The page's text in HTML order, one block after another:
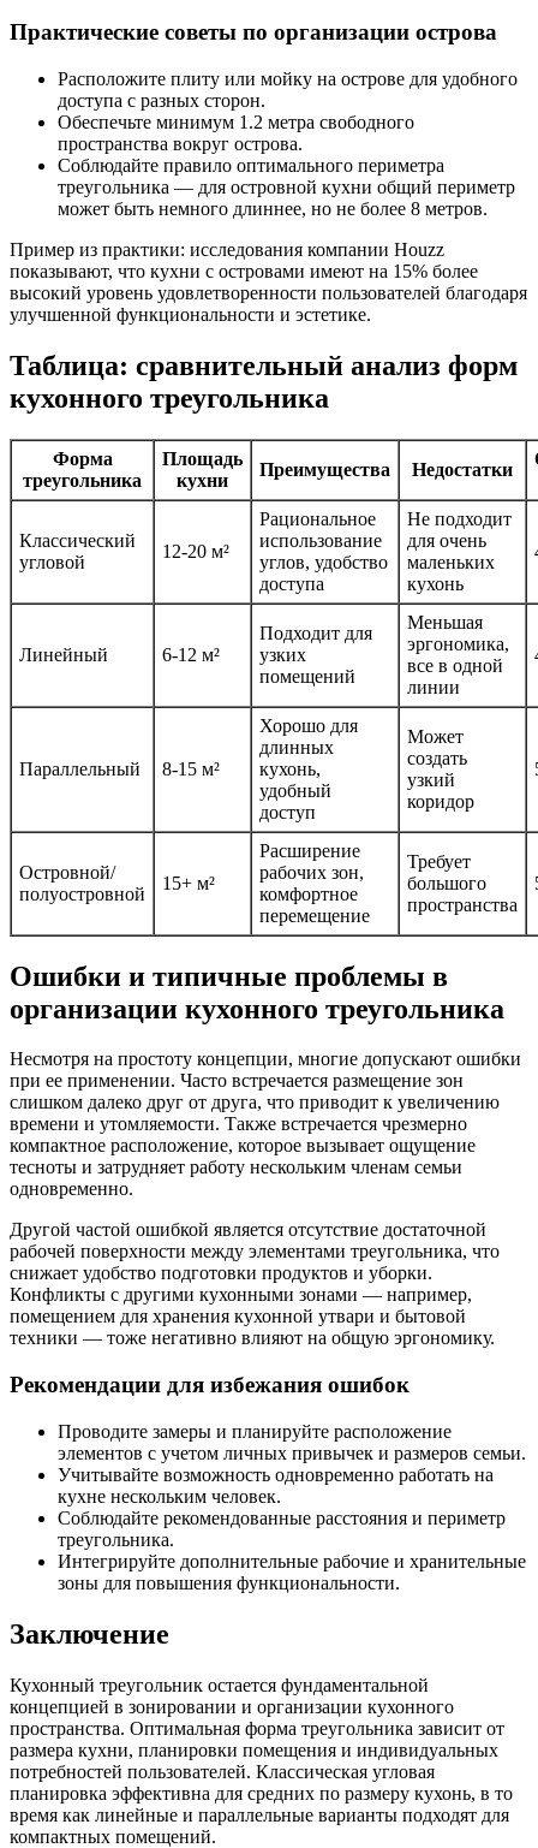
Практические советы по организации острова
Расположите плиту или мойку на острове для удобного
доступа с разных сторон.
Обеспечьте минимум 1.2 метра свободного
пространства вокруг острова.
Соблюдайте правило оптимального периметра
треугольника — для островной кухни общий периметр
может быть немного длиннее, но не более 8 метров.
Пример из практики: исследования компании Houzz
показывают, что кухни с островами имеют на 15% более
высокий уровень удовлетворенности пользователей благодаря
улучшенной функциональности и эстетике.
Таблица: сравнительный анализ форм
кухонного треугольника
Форма
треугольника
Площадь
кухни
Преимущества Недостатки
Классический
угловой
12-20 м²
Рациональное
использование
углов, удобство
доступа
Не подходит
для очень
маленьких
кухонь
Линейный 6-12 м²
Подходит для
узких
помещений
Меньшая
эргономика,
все в одной
линии
Параллельный 8-15 м²
Хорошо для
длинных
кухонь,
удобный
доступ
Может
создать
узкий
коридор
Островной/
полуостровной
15+ м²
Расширение
рабочих зон,
комфортное
перемещение
Требует
большого
пространства
Ошибки и типичные проблемы в
организации кухонного треугольника
Несмотря на простоту концепции, многие допускают ошибки
при ее применении. Часто встречается размещение зон
слишком далеко друг от друга, что приводит к увеличению
времени и утомляемости. Также встречается чрезмерно
компактное расположение, которое вызывает ощущение
тесноты и затрудняет работу нескольким членам семьи
одновременно.
Другой частой ошибкой является отсутствие достаточной
рабочей поверхности между элементами треугольника, что
снижает удобство подготовки продуктов и уборки.
Конфликты с другими кухонными зонами — например,
помещением для хранения кухонной утвари и бытовой
техники — тоже негативно влияют на общую эргономику.
Рекомендации для избежания ошибок
Проводите замеры и планируйте расположение
элементов с учетом личных привычек и размеров семьи.
Учитывайте возможность одновременно работать на
кухне нескольким человек.
Соблюдайте рекомендованные расстояния и периметр
треугольника.
Интегрируйте дополнительные рабочие и хранительные
зоны для повышения функциональности.
Заключение
Кухонный треугольник остается фундаментальной
концепцией в зонировании и организации кухонного
пространства. Оптимальная форма треугольника зависит от
размера кухни, планировки помещения и индивидуальных
потребностей пользователей. Классическая угловая
планировка эффективна для средних по размеру кухонь, в то
время как линейные и параллельные варианты подходят для
компактных помещений.